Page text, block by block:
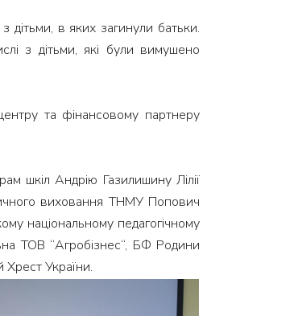
дітьми, в яких загинули батьки.
з дітьми, які були вимушено
та фінансовому партнеру
шкіл Андрію Газилишину Лілії
виховання ТНМУ Попович
національному педагогічному
ТОВ “Агробізнес“, БФ Родини
України.